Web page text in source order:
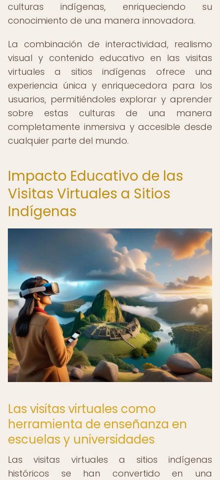
culturas indígenas, enriqueciendo su
conocimiento de una manera innovadora.
La combinación de interactividad, realismo
visual y contenido educativo en las visitas
virtuales a sitios indígenas ofrece una
experiencia única y enriquecedora para los
usuarios, permitiéndoles explorar y aprender
sobre estas culturas de una manera
completamente inmersiva y accesible desde
cualquier parte del mundo.
Impacto Educativo de las
Visitas Virtuales a Sitios
Indígenas
Las visitas virtuales como
herramienta de enseñanza en
escuelas y universidades
Las visitas virtuales a sitios indígenas
históricos se han convertido en una